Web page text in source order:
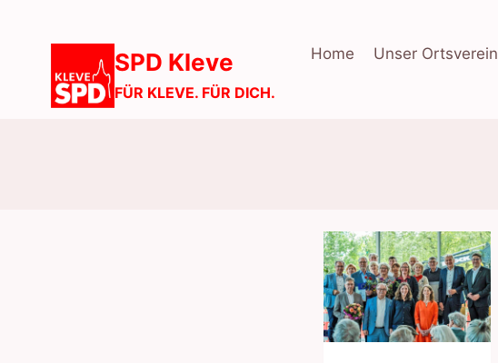
SPD Kleve
FÜR KLEVE. FÜR DICH.
Home Unser Ortsverein